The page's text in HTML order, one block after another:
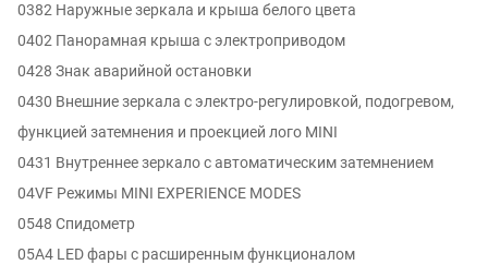
0382 Наружные зеркала и крыша белого цвета
0402 Панорамная крыша с электроприводом
0428 Знак аварийной остановки
0430 Внешние зеркала с электро-регулировкой, подогревом,
функцией затемнения и проекцией лого MINI
0431 Внутреннее зеркало с автоматическим затемнением
04VF Режимы MINI EXPERIENCE MODES
0548 Спидометр
05A4 LED фары с расширенным функционалом